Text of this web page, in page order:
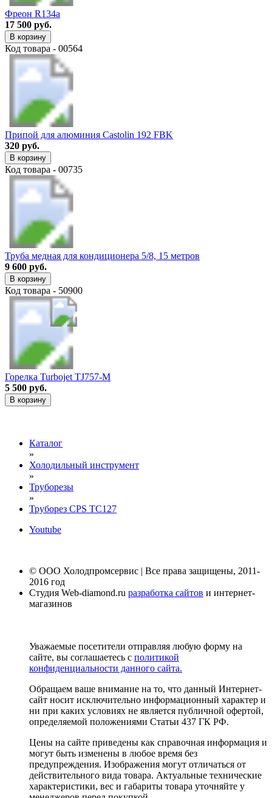
Фреон R134a
17 500 руб.
В корзину
Код товара - 00564
Припой для алюминия Castolin 192 FBK
320 руб.
В корзину
Код товара - 00735
Труба медная для кондиционера 5/8, 15 метров
9 600 руб.
В корзину
Код товара - 50900
Горелка Turbojet TJ757-M
5 500 руб.
В корзину
Каталог
»
Холодильный инструмент
»
Труборезы
»
Труборез CPS TC127
Youtube
© ООО Холодпромсервис | Все права защищены, 2011-
2016 год
Студия Web-diamond.ru разработка сайтов и интернет-
магазинов
Уважаемые посетители отправляя любую форму на
сайте, вы соглашаетесь с политикой
конфиденциальности данного сайта.
Обращаем ваше внимание на то, что данный Интернет-
сайт носит исключительно информационный характер и
ни при каких условиях не является публичной офертой,
определяемой положениями Статьи 437 ГК РФ.
Цены на сайте приведены как справочная информация и
могут быть изменены в любое время без
предупреждения. Изображения могут отличаться от
действительного вида товара. Актуальные технические
характеристики, вес и габариты товара уточняйте у